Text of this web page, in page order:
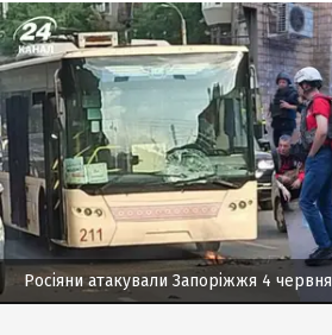
Росіяни атакували Запоріжжя 4 червня